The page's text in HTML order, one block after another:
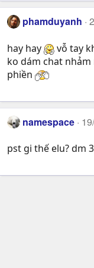
phamduyanh
hay hay
vỗ tay
ko dám chat
phiền
namespace
pst gi thế elu? dm